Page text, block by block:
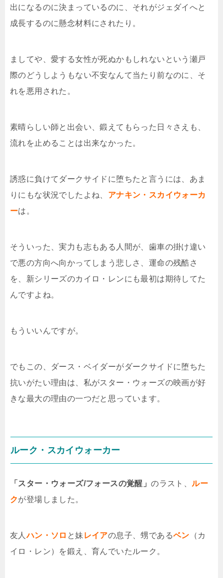
出になるのに決まっているのに、それがジェダイへと
成長するのに懸念材料にされたり。
ましてや、愛する女性が死ぬかもしれないという瀬戸
際のどうしようもない不安なんて当たり前なのに、そ
れを悪用された。
素晴らしい師と出会い、鍛えてもらった日々さえも、
流れを止めることは出来なかった。
誘惑に負けてダークサイドに堕ちたと言うには、あま
りにもな状況でしたよね、 アナキン・スカイウォーカ
ーは。
そういった、実力も志もある人間が、歯車の掛け違い
で悪の方向へ向かってしまう悲しさ、運命の残酷さ
を、新シリーズのカイロ・レンにも最初は期待してた
んですよね。
もういいんですが。
でもこの、ダース・ベイダーがダークサイドに堕ちた
抗いがたい理由は、私がスター・ウォーズの映画が好
きな最大の理由の一つだと思っています。
ルーク・スカイウォーカー
「スター・ウォーズ/フォースの覚醒」のラスト、 ルー
クが登場しました。
友人ハン・ソロ と妹 レイアの息子、甥であるベン （カ
イロ・レン）を鍛え、育んでいたルーク。